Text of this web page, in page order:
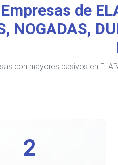
de
NOGADAS,
con mayores pasivos en
2